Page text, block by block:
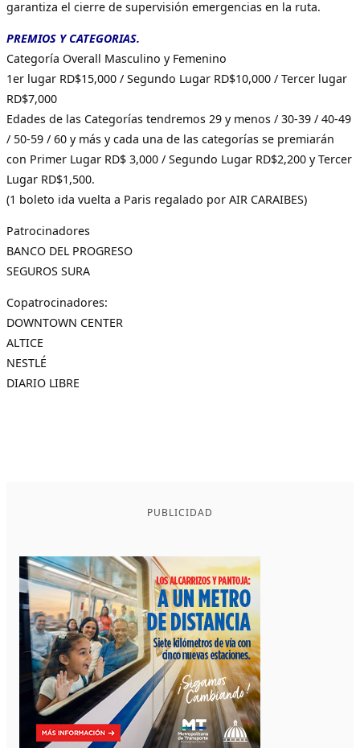
garantiza el cierre de supervisión emergencias en la ruta.
PREMIOS Y CATEGORIAS.
Categoría Overall Masculino y Femenino
1er lugar RD$15,000 / Segundo Lugar RD$10,000 / Tercer lugar
RD$7,000
Edades de las Categorías tendremos 29 y menos / 30-39 / 40-49
/ 50-59 / 60 y más y cada una de las categorías se premiarán
con Primer Lugar RD$ 3,000 / Segundo Lugar RD$2,200 y Tercer
Lugar RD$1,500.
(1 boleto ida vuelta a Paris regalado por AIR CARAIBES)
Patrocinadores
BANCO DEL PROGRESO
SEGUROS SURA
Copatrocinadores:
DOWNTOWN CENTER
ALTICE
NESTLÉ
DIARIO LIBRE
PUBLICIDAD